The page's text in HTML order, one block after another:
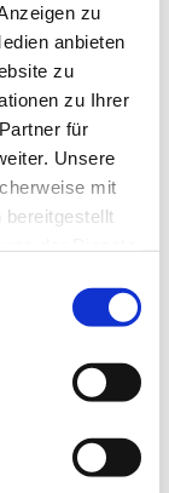
zu
anbieten
zu
zu Ihrer
für
Unsere
mit
bereitgestellt
und das je
Abitur.